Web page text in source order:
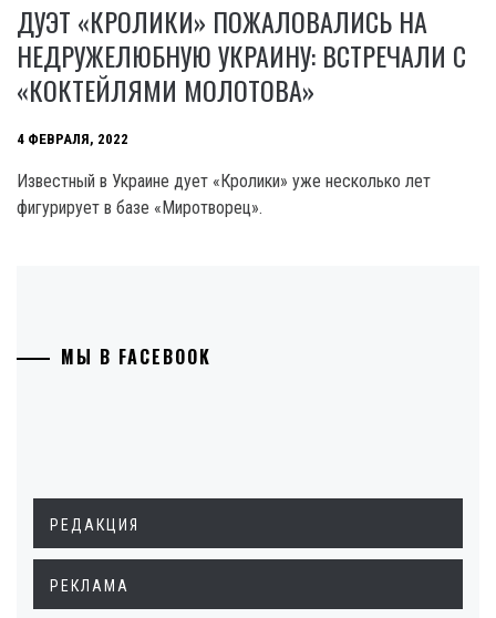
ДУЭТ «КРОЛИКИ» ПОЖАЛОВАЛИСЬ НА
НЕДРУЖЕЛЮБНУЮ УКРАИНУ: ВСТРЕЧАЛИ С
«КОКТЕЙЛЯМИ МОЛОТОВА»
4 ФЕВРАЛЯ, 2022
Известный в Украине дует «Кролики» уже несколько лет
фигурирует в базе «Миротворец».
МЫ В FACEBOOK
РЕДАКЦИЯ
РЕКЛАМА